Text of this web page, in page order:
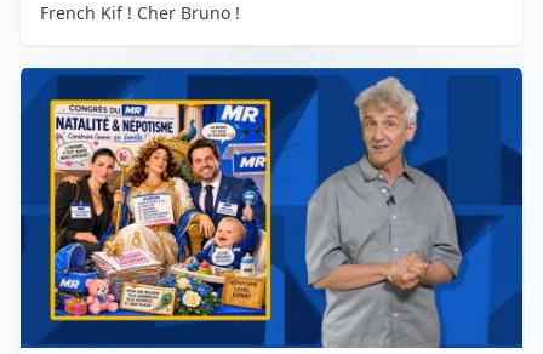
French Kif ! Cher Bruno !